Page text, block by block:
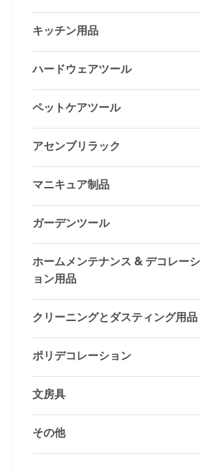
キッチン用品
ハードウェアツール
ペットケアツール
アセンブリラック
マニキュア制品
ガーデンツール
ホームメンテナンス & デコレーシ
ョン用品
クリーニングとダスティング用品
ポリデコレーション
文房具
その他